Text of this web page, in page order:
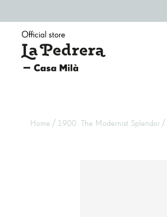
Home / 1900. The Modernist Splendor /